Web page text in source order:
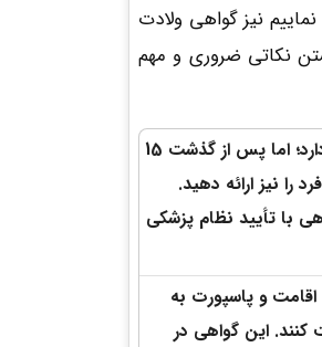
نیز گواهی ولادت
نکاتی ضروری و مهم
گواهی ولادت تا 15 روز پس از تولد، قابلیت ترجمه و تأیید دارد؛ اما پس از گذشت 15
را نیز ارائه دهید.
با تأیید نظام پزشکی
و پاسپورت به
کنند. این گواهی در